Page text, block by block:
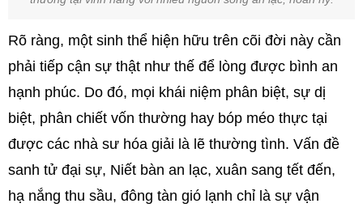
Rõ ràng, một sinh thể hiện hữu trên cõi đời này cần
phải tiếp cận sự thật như thế để lòng được bình an
hạnh phúc. Do đó, mọi khái niệm phân biệt, sự dị
biệt, phân chiết vốn thường hay bóp méo thực tại
được các nhà sư hóa giải là lẽ thường tình. Vấn đề
sanh tử đại sự, Niết bàn an lạc, xuân sang tết đến,
hạ nắng thu sầu, đông tàn gió lạnh chỉ là sự vận